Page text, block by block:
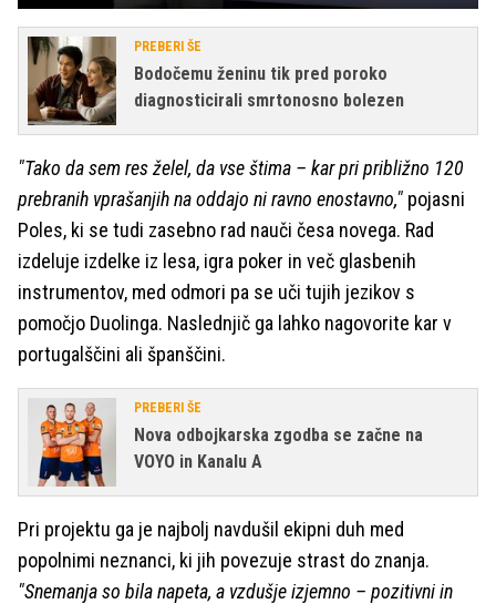
PREBERI ŠE
Bodočemu ženinu tik pred poroko
diagnosticirali smrtonosno bolezen
"Tako da sem res želel, da vse štima – kar pri približno 120
prebranih vprašanjih na oddajo ni ravno enostavno," pojasni
Poles, ki se tudi zasebno rad nauči česa novega. Rad
izdeluje izdelke iz lesa, igra poker in več glasbenih
instrumentov, med odmori pa se uči tujih jezikov s
pomočjo Duolinga. Naslednjič ga lahko nagovorite kar v
portugalščini ali španščini.
PREBERI ŠE
Nova odbojkarska zgodba se začne na
VOYO in Kanalu A
Pri projektu ga je najbolj navdušil ekipni duh med
popolnimi neznanci, ki jih povezuje strast do znanja.
"Snemanja so bila napeta, a vzdušje izjemno – pozitivni in